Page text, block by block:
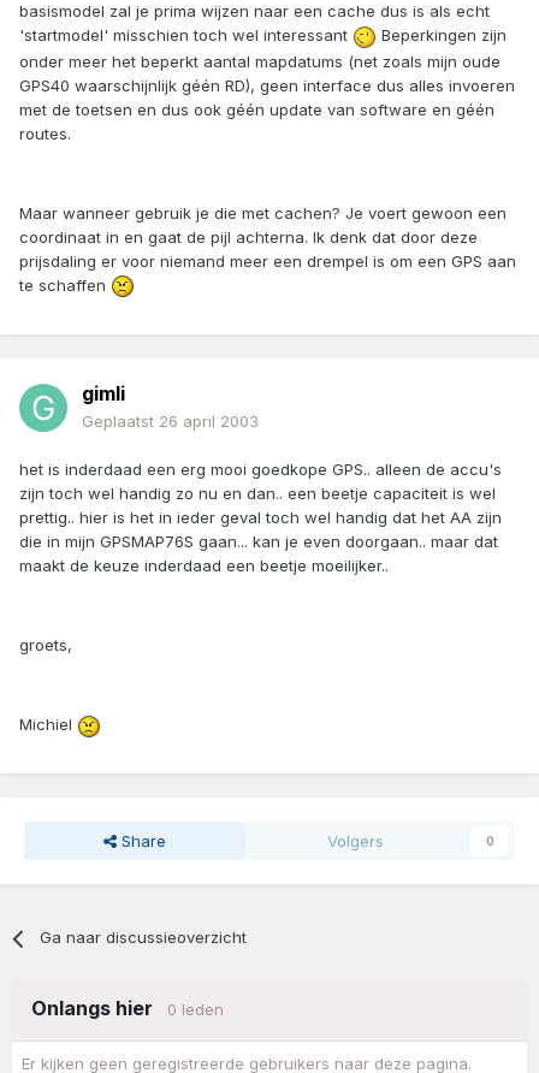
basismodel zal je prima wijzen naar een cache dus is als echt
'startmodel' misschien toch wel interessant
Beperkingen zijn
onder meer het beperkt aantal mapdatums (net zoals mijn oude
GPS40 waarschijnlijk géén RD), geen interface dus alles invoeren
met de toetsen en dus ook géén update van software en géén
routes.
Maar wanneer gebruik je die met cachen? Je voert gewoon een
coordinaat in en gaat de pijl achterna. Ik denk dat door deze
prijsdaling er voor niemand meer een drempel is om een GPS aan
te schaffen
gimli
Geplaatst 26 april 2003
het is inderdaad een erg mooi goedkope GPS.. alleen de accu's
zijn toch wel handig zo nu en dan.. een beetje capaciteit is wel
prettig.. hier is het in ieder geval toch wel handig dat het AA zijn
die in mijn GPSMAP76S gaan... kan je even doorgaan.. maar dat
maakt de keuze inderdaad een beetje moeilijker..
groets,
Michiel
Share Volgers 0
Ga naar discussieoverzicht
Onlangs hier 0 leden
Er kijken geen geregistreerde gebruikers naar deze pagina.